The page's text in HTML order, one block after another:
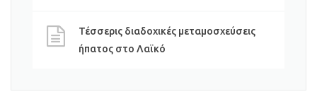
Τέσσερις διαδοχικές μεταμοσχεύσεις
ήπατος στο Λαϊκό